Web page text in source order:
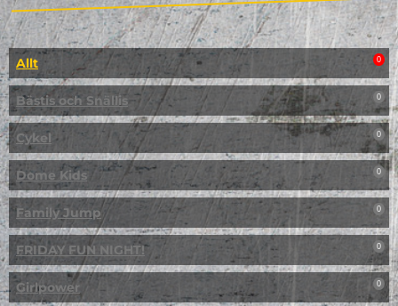
Allt 0
Bästis och Snällis 0
Cykel 0
Dome Kids 0
Family Jump 0
FRIDAY FUN NIGHT! 0
Girlpower 0